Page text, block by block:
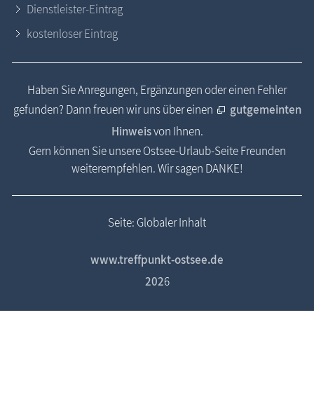
Dienstleister-Eintrag
kostenloser Eintrag
Haben Sie Anregungen, Ergänzungen oder einen Fehler
gefunden? Dann freuen wir uns über einen
gutgemeinten
Hinweisvon Ihnen.
Gern können Sie unsere Ostsee-Urlaub-Seite Freunden
weiterempfehlen. Wir sagen DANKE!
Seite: Globaler Inhalt
www.treffpunkt-ostsee.de
2026